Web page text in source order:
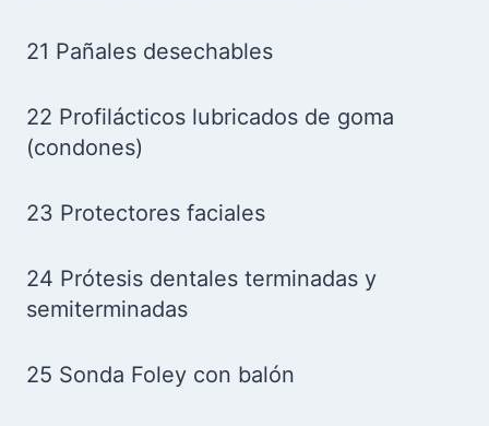
21 Pañales desechables
22 Profilácticos lubricados de goma
(condones)
23 Protectores faciales
24 Prótesis dentales terminadas y
semiterminadas
25 Sonda Foley con balón